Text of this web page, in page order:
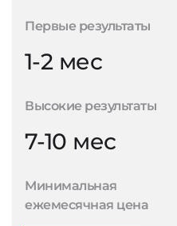
Первые результаты
1-2 мес
Высокие результаты
7-10 мес
Минимальная
ежемесячная цена